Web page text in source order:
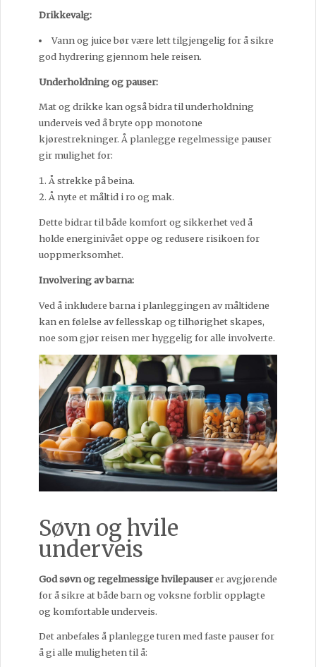
Drikkevalg:
Vann og juice bør være lett tilgjengelig for å sikre
god hydrering gjennom hele reisen.
Underholdning og pauser:
Mat og drikke kan også bidra til underholdning
underveis ved å bryte opp monotone
kjørestrekninger. Å planlegge regelmessige pauser
gir mulighet for:
Å strekke på beina.
Å nyte et måltid i ro og mak.
Dette bidrar til både komfort og sikkerhet ved å
holde energinivået oppe og redusere risikoen for
uoppmerksomhet.
Involvering av barna:
Ved å inkludere barna i planleggingen av måltidene
kan en følelse av fellesskap og tilhørighet skapes,
noe som gjør reisen mer hyggelig for alle involverte.
Søvn og hvile
underveis
God søvn og regelmessige hvilepauserer avgjørende
for å sikre at både barn og voksne forblir opplagte
og komfortable underveis.
Det anbefales å planlegge turen med faste pauser for
å gi alle muligheten til å: